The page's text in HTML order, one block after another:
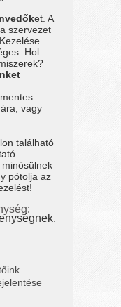
et. A
a szervezet
Hol
vagy
található
pótolja az
: